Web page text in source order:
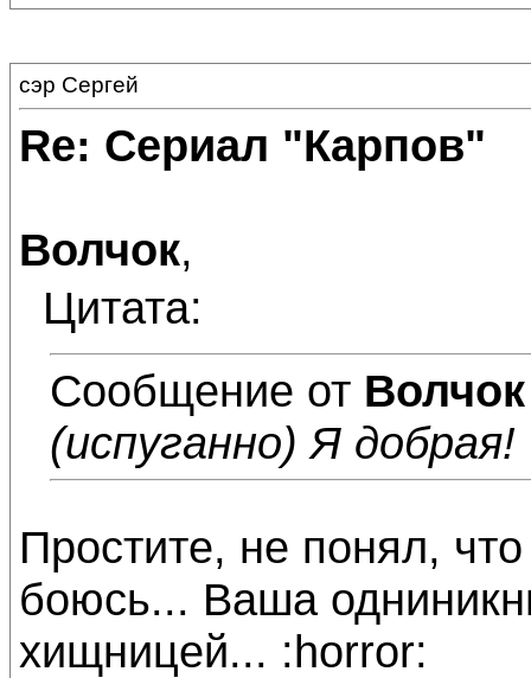
сэр Сергей
Re: Сериал "Карпов"
Волчок,
Цитата:
Сообщение от Волчок
(испуганно) Я добрая!
Простите, не понял,
боюсь... Ваша
хищницей... :horror: